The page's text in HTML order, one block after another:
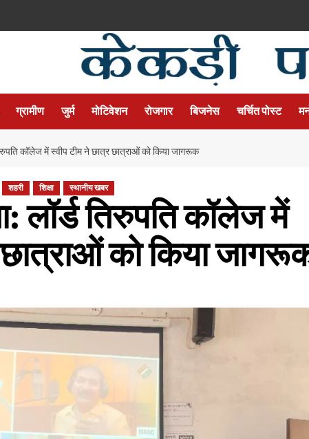
ग्रामीण जुर्म मोटिवेशन रोजगार बिजनेस चर्चित पोस्ट
कॉलेज में स्वीप टीम ने छात्र छात्राओं को किया जागरूक
शहरी शिक्षा स्थानीय खबर
लॉर्ड तिरुपति कॉलेज में
को किया